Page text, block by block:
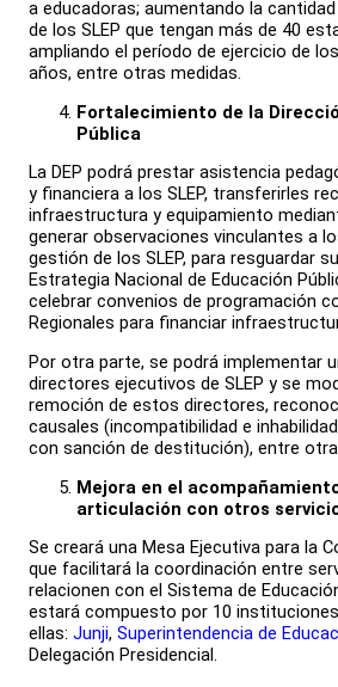
a educadoras; aumentando la
de los SLEP que tengan más de 40
ampliando el período de ejercicio de
años, entre otras medidas.
Fortalecimiento de la
Pública
La DEP podrá prestar asistencia
y financiera a los SLEP, transferirles
infraestructura y equipamiento
generar observaciones vinculantes a
gestión de los SLEP, para resguardar
Estrategia Nacional de Educación
celebrar convenios de programación
Regionales para financiar
Por otra parte, se podrá implementar
directores ejecutivos de SLEP y se
remoción de estos directores,
causales (incompatibilidad e
con sanción de destitución), entre
Mejora en el
articulación con otros
Se creará una Mesa Ejecutiva para la
que facilitará la coordinación entre
relacionen con el Sistema de
estará compuesto por 10
ellas: Junji, Superintendencia de
Delegación Presidencial.